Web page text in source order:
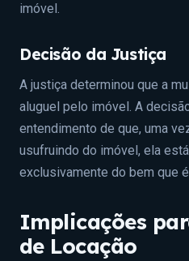
imóvel.
Decisão da Justiça
A justiça determinou que a
aluguel pelo imóvel. A
entendimento de que, uma
usufruindo do imóvel, ela
exclusivamente do bem que
Implicações
de Locação